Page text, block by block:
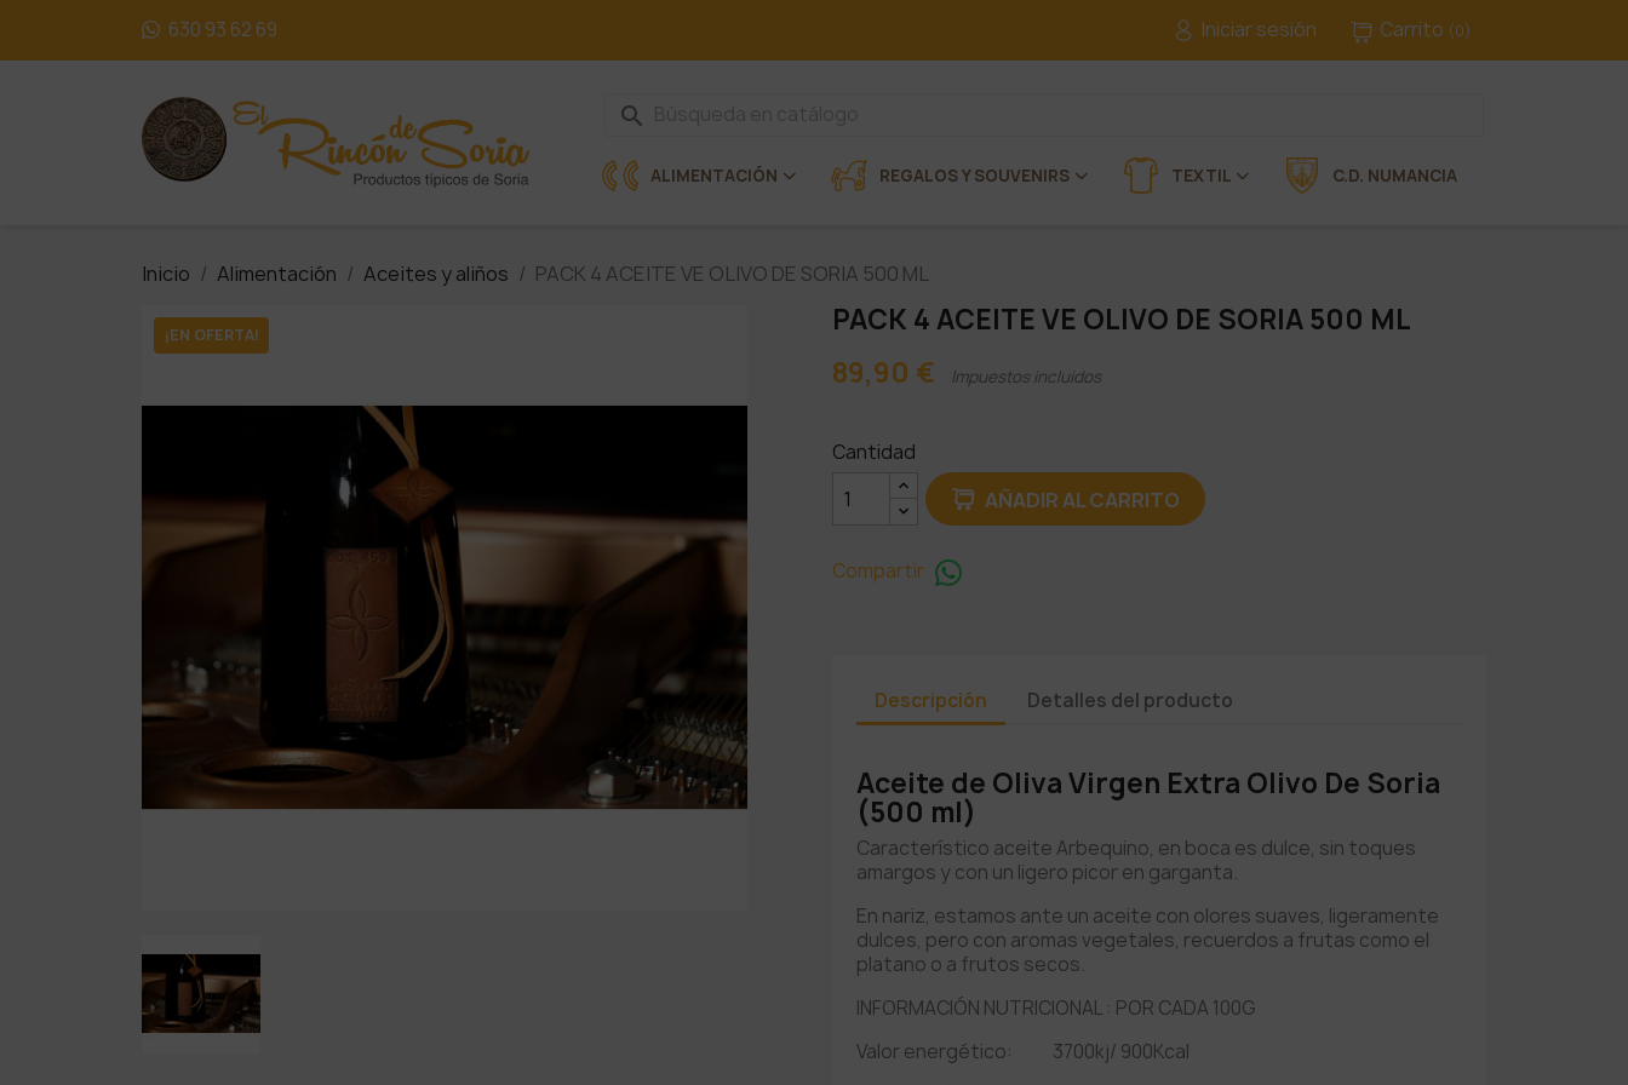
630 93 62 69 Iniciar sesión Carrito (0)
search
ALIMENTACIÓN REGALOS Y SOUVENIRS TEXTIL C.D. NUMANCIA
Inicio Alimentación Aceites y aliños PACK 4 ACEITE VE OLIVO DE SORIA 500 ML
¡EN OFERTA!
PACK 4 ACEITE VE OLIVO DE SORIA 500 ML
89,90 €
Impuestos incluidos
Cantidad
AÑADIR AL CARRITO
Compartir
Descripción Detalles del producto
Aceite de Oliva Virgen Extra Olivo De Soria
(500 ml)
Característico aceite Arbequino, en boca es dulce, sin toques
amargos y con un ligero picor en garganta.
En nariz, estamos ante un aceite con olores suaves, ligeramente
dulces, pero con aromas vegetales, recuerdos a frutas como el
platano o a frutos secos.
INFORMACIÓN NUTRICIONAL : POR CADA 100G
Valor energético: 3700kj/ 900Kcal